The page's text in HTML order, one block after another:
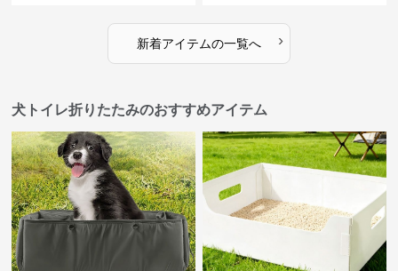
新着アイテムの一覧へ ›
犬トイレ折りたたみのおすすめアイテム